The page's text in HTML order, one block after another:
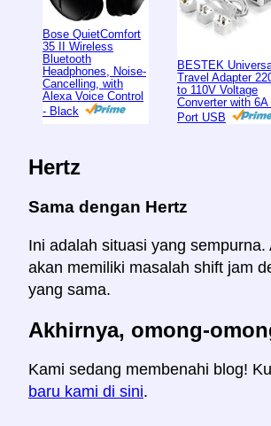
Bose QuietComfort
35 II Wireless
Bluetooth
Headphones, Noise-
Cancelling, with
Alexa Voice Control
- Black
BESTEK
Travel Adapter
to 110V Voltage
Converter with 6A
Port USB
Hertz
Sama dengan Hertz
Ini adalah situasi yang sempurna.
akan memiliki masalah shift jam
yang sama.
Akhirnya, omong-
Kami sedang membenahi blog!
baru kami di sini.